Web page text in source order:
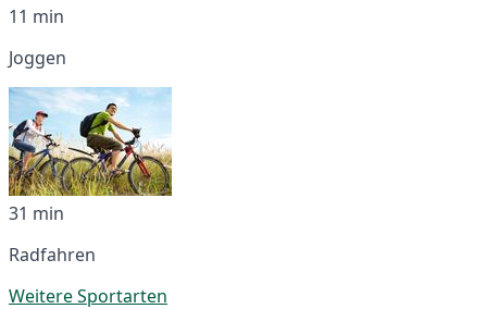
11 min
Joggen
31 min
Radfahren
Weitere Sportarten